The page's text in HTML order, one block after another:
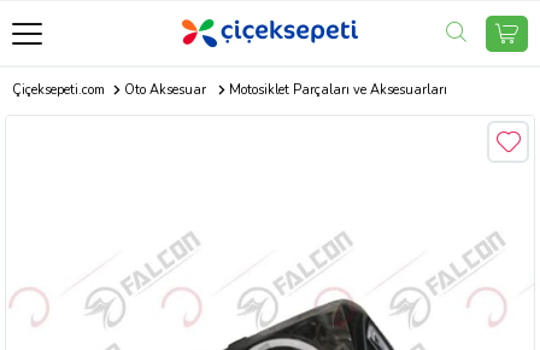
Çiçeksepeti.com Oto Aksesuar Motosiklet Parçaları ve Aksesuarları